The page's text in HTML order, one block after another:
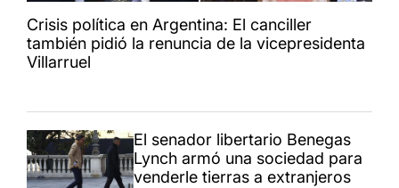
Crisis política en Argentina: El canciller
también pidió la renuncia de la vicepresidenta
Villarruel
El senador libertario Benegas
Lynch armó una sociedad para
venderle tierras a extranjeros